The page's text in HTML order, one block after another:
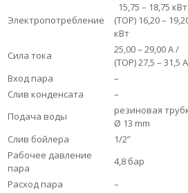
Электропотребление
15,75 – 18,75
(ТОР) 16,20 –
кВт
Сила тока
25,00 – 29,00 А /
(ТОР) 27,5 – 31,5 А
Вход пара
–
Слив конденсата
–
Подача воды
резиновая
Ø 13 mm
Слив бойлера
1/2”
Рабочее давление
пара
4,8 бар
Расход пара
–